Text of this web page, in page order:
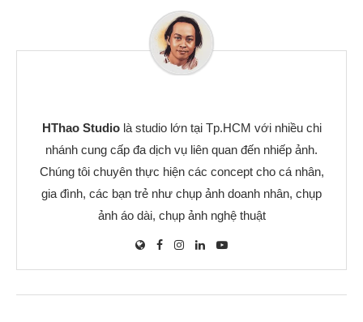
HThao Studiolà studio lớn tại Tp.HCM với nhiều chi
nhánh cung cấp đa dịch vụ liên quan đến nhiếp ảnh.
Chúng tôi chuyên thực hiện các concept cho cá nhân,
gia đình, các bạn trẻ như chụp ảnh doanh nhân, chụp
ảnh áo dài, chụp ảnh nghệ thuật